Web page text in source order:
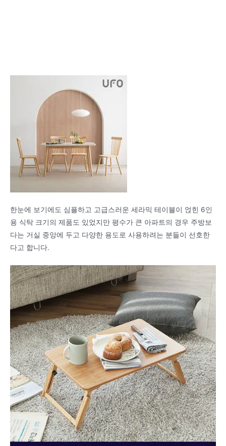
한눈에 보기에도 심플하고 고급스러운 세라믹 테이블이 얹힌 6인
용 식탁 크기의 제품도 있었지만 평수가 큰 아파트의 경우 주방보
다는 거실 중앙에 두고 다양한 용도로 사용하려는 분들이 선호한
다고 합니다.